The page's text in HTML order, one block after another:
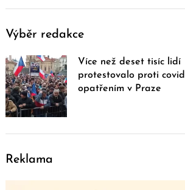
Výběr redakce
Více než deset tisíc lidí
protestovalo proti covid
opatřením v Praze
Reklama